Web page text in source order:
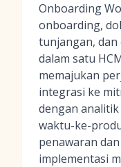
Onboarding
onboarding,
tunjangan,
dalam satu
memajukan
integrasi ke
dengan
waktu-ke-
penawaran
implementasi